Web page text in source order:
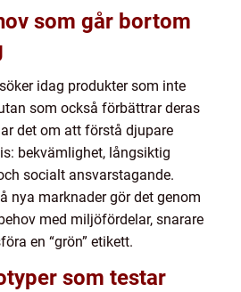
som går bortom
idag produkter som inte
som också förbättrar deras
det om att förstå djupare
bekvämlighet, långsiktig
socialt ansvarstagande.
nya marknader gör det genom
med miljöfördelar, snarare
en “grön” etikett.
som testar